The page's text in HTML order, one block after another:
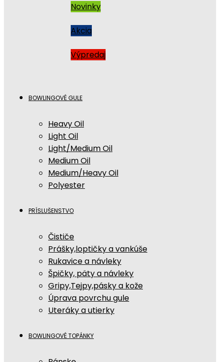
Novinky
Akcia
Výpredaj
BOWLINGOVÉ GULE
Heavy Oil
Light Oil
Light/Medium Oil
Medium Oil
Medium/Heavy Oil
Polyester
PRÍSLUŠENSTVO
Čističe
Prášky,loptičky a vankúše
Rukavice a návleky
Špičky, päty a návleky
Gripy,Tejpy,pásky a kože
Úprava povrchu gule
Uteráky a utierky
BOWLINGOVÉ TOPÁNKY